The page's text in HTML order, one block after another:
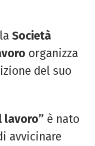
la Società
organizza
del suo
lavoro” è nato
avvicinare